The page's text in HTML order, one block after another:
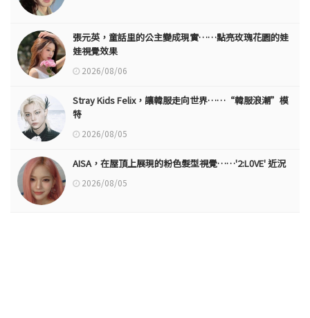
張元英，童話里的公主變成現實……點亮玫瑰花園的娃
娃視覺效果
2026/08/06
Stray Kids Felix，讓韓服走向世界……“韓服浪潮”模
特
2026/08/05
AISA，在屋頂上展現的粉色髮型視覺……'2:L0VE' 近況
2026/08/05